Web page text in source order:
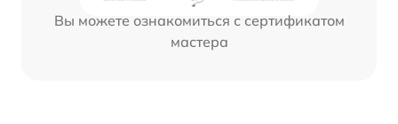
Вы можете ознакомиться с сертификатом
мастера